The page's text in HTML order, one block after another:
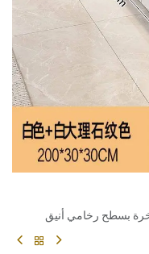
بسطح رخامي أنيق